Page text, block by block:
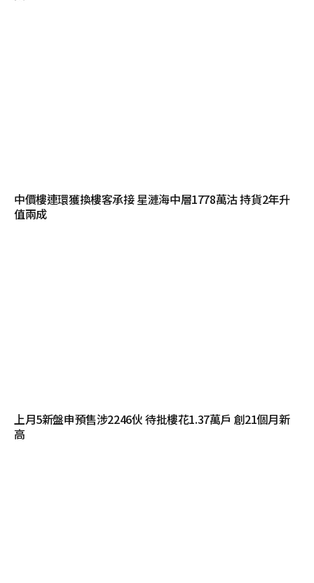
中價樓連環獲換樓客承接 星漣海中層1778萬沽 持貨2年升
值兩成
上月5新盤申預售涉2246伙 待批樓花1.37萬戶 創21個月新
高